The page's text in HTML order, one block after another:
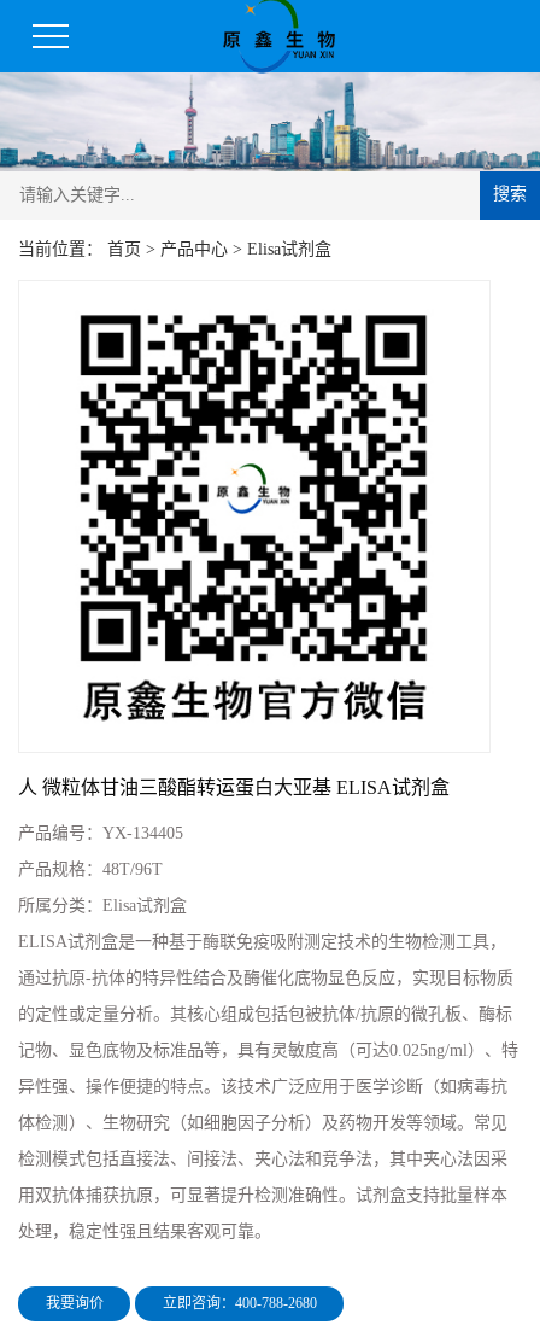
搜索
当前位置： 首页 > 产品中心 > Elisa试剂盒
人 微粒体甘油三酸酯转运蛋白大亚基 ELISA试剂盒
产品编号： YX-134405
产品规格： 48T/96T
所属分类： Elisa试剂盒
ELISA试剂盒是一种基于酶联免疫吸附测定技术的生物检测工具，
通过抗原-抗体的特异性结合及酶催化底物显色反应，实现目标物质
的定性或定量分析。其核心组成包括包被抗体/抗原的微孔板、酶标
记物、显色底物及标准品等，具有灵敏度高（可达0.025ng/ml）、特
异性强、操作便捷的特点。该技术广泛应用于医学诊断（如病毒抗
体检测）、生物研究（如细胞因子分析）及药物开发等领域。常见
检测模式包括直接法、间接法、夹心法和竞争法，其中夹心法因采
用双抗体捕获抗原，可显著提升检测准确性。试剂盒支持批量样本
处理，稳定性强且结果客观可靠。
我要询价 立即咨询：400-788-2680